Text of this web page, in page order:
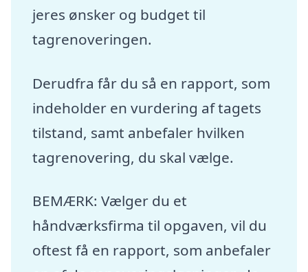
jeres ønsker og budget til
tagrenoveringen.
Derudfra får du så en rapport, som
indeholder en vurdering af tagets
tilstand, samt anbefaler hvilken
tagrenovering, du skal vælge.
BEMÆRK: Vælger du et
håndværksfirma til opgaven, vil du
oftest få en rapport, som anbefaler